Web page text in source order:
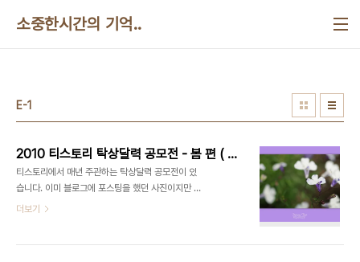
소중한시간의 기억..
E-1
2010 티스토리 탁상달력 공모전 - 봄 편 ( 봄의 전령사들 )
티스토리에서 매년 주관하는 탁상달력 공모전이 있
습니다. 이미 블로그에 포스팅을 했던 사진이지만 염
치 불구하고 재탕을..- _-; 아빠찍사이다보니 아이와
더보기